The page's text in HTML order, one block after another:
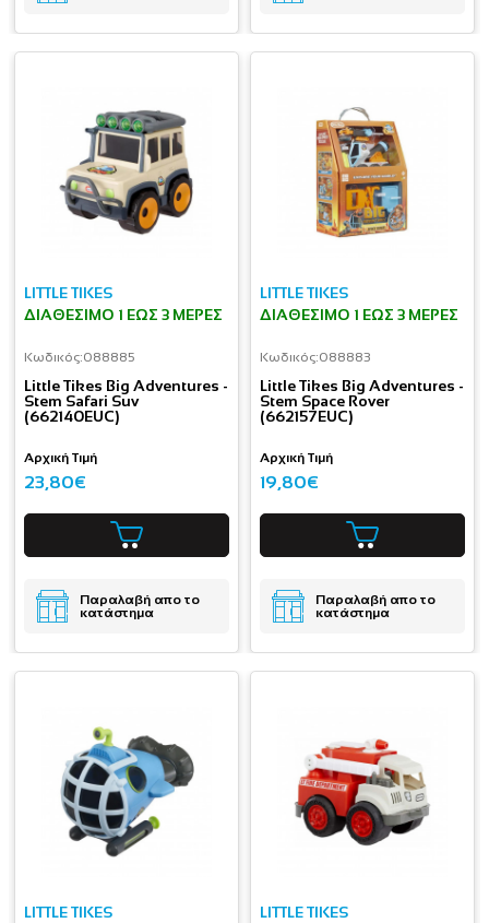
LITTLE TIKES
ΔΙΑΘΈΣΙΜΟ 1 ΕΩΣ 3 ΜΈΡΕΣ
Κωδικός:088885
Little Tikes Big Adventures -
Stem Safari Suv
(662140EUC)
Αρχική Τιμή
23,80€
Παραλαβή απο το
κατάστημα
LITTLE TIKES
ΔΙΑΘΈΣΙΜΟ 1 ΕΩΣ 3 ΜΈΡΕΣ
Κωδικός:088883
Little Tikes Big Adventures -
Stem Space Rover
(662157EUC)
Αρχική Τιμή
19,80€
Παραλαβή απο το
κατάστημα
LITTLE TIKES
LITTLE TIKES